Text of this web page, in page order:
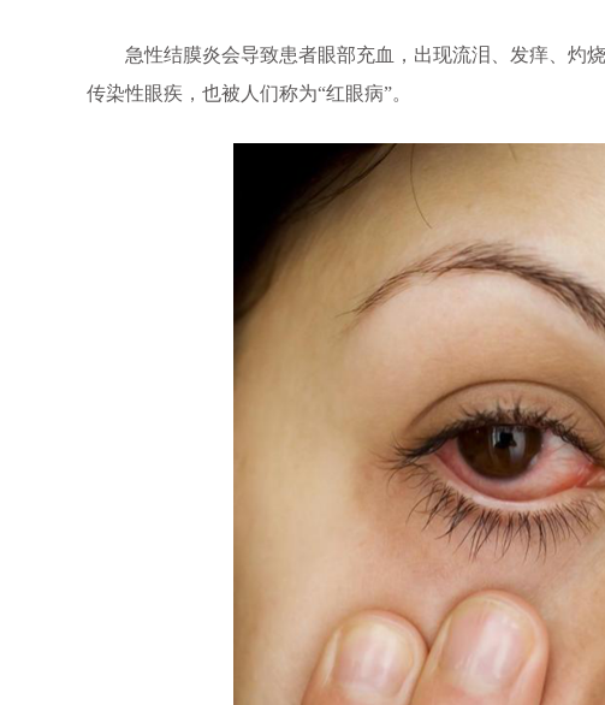
急性结膜炎会导致患者眼部充血，出现流泪、发痒、灼
传染性眼疾，也被人们称为“红眼病”。